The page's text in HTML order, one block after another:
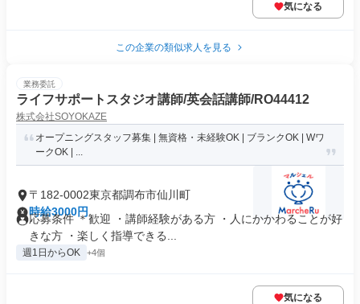
気になる
この企業の類似求人を見る
業務委託
ライフサポートスタジオ講師/英会話講師/RO44412
株式会社SOYOKAZE
オープニングスタッフ募集 | 無資格・未経験OK | ブランクOK | Wワ
ークOK | ...
〒182-0002東京都調布市仙川町
時給3000円
応募条件 ＊歓迎 ・講師経験がある方 ・人にかかわることが好
きな方 ・楽しく指導できる...
週1日からOK +4個
気になる